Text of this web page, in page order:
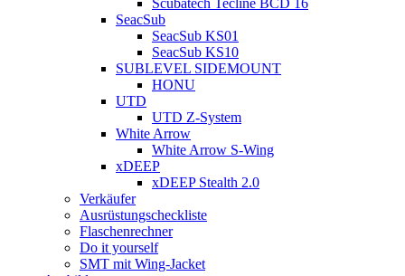
Scubatech Tecline BCD 16
SeacSub
SeacSub KS01
SeacSub KS10
SUBLEVEL SIDEMOUNT
HONU
UTD
UTD Z-System
White Arrow
White Arrow S-Wing
xDEEP
xDEEP Stealth 2.0
Verkäufer
Ausrüstungscheckliste
Flaschenrechner
Do it yourself
SMT mit Wing-Jacket